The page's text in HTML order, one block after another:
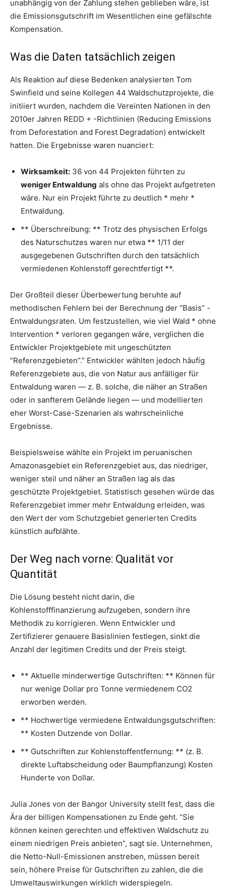
unabhängig von der Zahlung stehen geblieben wäre, ist
die Emissionsgutschrift im Wesentlichen eine gefälschte
Kompensation.
Was die Daten tatsächlich zeigen
Als Reaktion auf diese Bedenken analysierten Tom
Swinfield und seine Kollegen 44 Waldschutzprojekte, die
initiiert wurden, nachdem die Vereinten Nationen in den
2010er Jahren REDD + -Richtlinien (Reducing Emissions
from Deforestation and Forest Degradation) entwickelt
hatten. Die Ergebnisse waren nuanciert:
Wirksamkeit: 36 von 44 Projekten führten zu
weniger Entwaldung als ohne das Projekt aufgetreten
wäre. Nur ein Projekt führte zu deutlich * mehr *
Entwaldung.
** Überschreibung: ** Trotz des physischen Erfolgs
des Naturschutzes waren nur etwa ** 1/11 der
ausgegebenen Gutschriften durch den tatsächlich
vermiedenen Kohlenstoff gerechtfertigt **.
Der Großteil dieser Überbewertung beruhte auf
methodischen Fehlern bei der Berechnung der “Basis” -
Entwaldungsraten. Um festzustellen, wie viel Wald * ohne
Intervention * verloren gegangen wäre, verglichen die
Entwickler Projektgebiete mit ungeschützten
“Referenzgebieten”.” Entwickler wählten jedoch häufig
Referenzgebiete aus, die von Natur aus anfälliger für
Entwaldung waren — z. B. solche, die näher an Straßen
oder in sanfterem Gelände liegen — und modellierten
eher Worst-Case-Szenarien als wahrscheinliche
Ergebnisse.
Beispielsweise wählte ein Projekt im peruanischen
Amazonasgebiet ein Referenzgebiet aus, das niedriger,
weniger steil und näher an Straßen lag als das
geschützte Projektgebiet. Statistisch gesehen würde das
Referenzgebiet immer mehr Entwaldung erleiden, was
den Wert der vom Schutzgebiet generierten Credits
künstlich aufblähte.
Der Weg nach vorne: Qualität vor
Quantität
Die Lösung besteht nicht darin, die
Kohlenstofffinanzierung aufzugeben, sondern ihre
Methodik zu korrigieren. Wenn Entwickler und
Zertifizierer genauere Basislinien festlegen, sinkt die
Anzahl der legitimen Credits und der Preis steigt.
** Aktuelle minderwertige Gutschriften: ** Können für
nur wenige Dollar pro Tonne vermiedenem CO2
erworben werden.
** Hochwertige vermiedene Entwaldungsgutschriften:
** Kosten Dutzende von Dollar.
** Gutschriften zur Kohlenstoffentfernung: ** (z. B.
direkte Luftabscheidung oder Baumpflanzung) Kosten
Hunderte von Dollar.
Julia Jones von der Bangor University stellt fest, dass die
Ära der billigen Kompensationen zu Ende geht. “Sie
können keinen gerechten und effektiven Waldschutz zu
einem niedrigen Preis anbieten”, sagt sie. Unternehmen,
die Netto-Null-Emissionen anstreben, müssen bereit
sein, höhere Preise für Gutschriften zu zahlen, die die
Umweltauswirkungen wirklich widerspiegeln.